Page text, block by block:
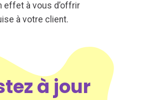
effet à vous d’offrir
à votre client.
à jour